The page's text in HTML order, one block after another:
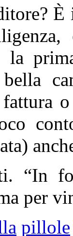
la
bella
“In
per
pillole